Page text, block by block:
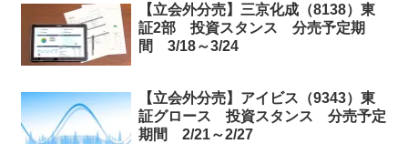
【立会外分売】三京化成（8138）東
証2部 投資スタンス 分売予定期
間 3/18～3/24
【立会外分売】アイビス（9343）東
証グロース 投資スタンス 分売予定
期間 2/21～2/27